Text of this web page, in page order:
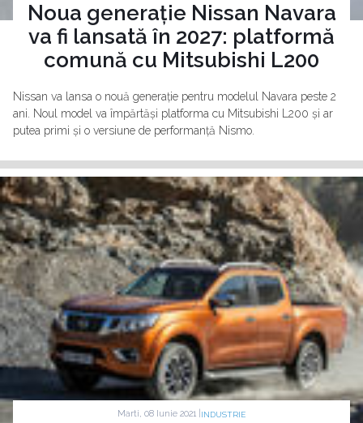
Noua generație Nissan Navara
va fi lansată în 2027: platformă
comună cu Mitsubishi L200
Nissan va lansa o nouă generație pentru modelul Navara peste 2
ani. Noul model va împărtăși platforma cu Mitsubishi L200 și ar
putea primi și o versiune de performanță Nismo.
Marti, 08 Iunie 2021 | INDUSTRIE